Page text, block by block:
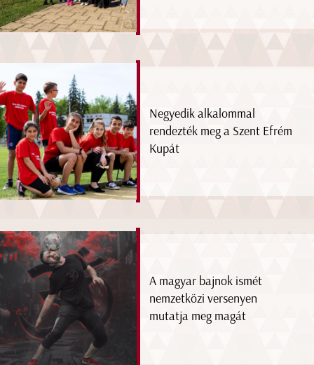
Negyedik alkalommal
rendezték meg a Szent Efrém
Kupát
A magyar bajnok ismét
nemzetközi versenyen
mutatja meg magát